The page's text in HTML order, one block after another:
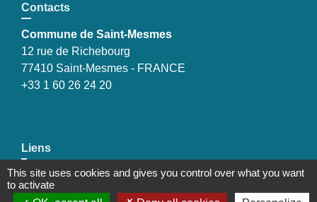
Contacts
Commune de Saint-Mesmes
12 rue de Richebourg
77410 Saint-Mesmes - FRANCE
+33 1 60 26 24 20
Liens
Préfecture de Seine-et-Marne
This site uses cookies and gives you control over what you want
to activate